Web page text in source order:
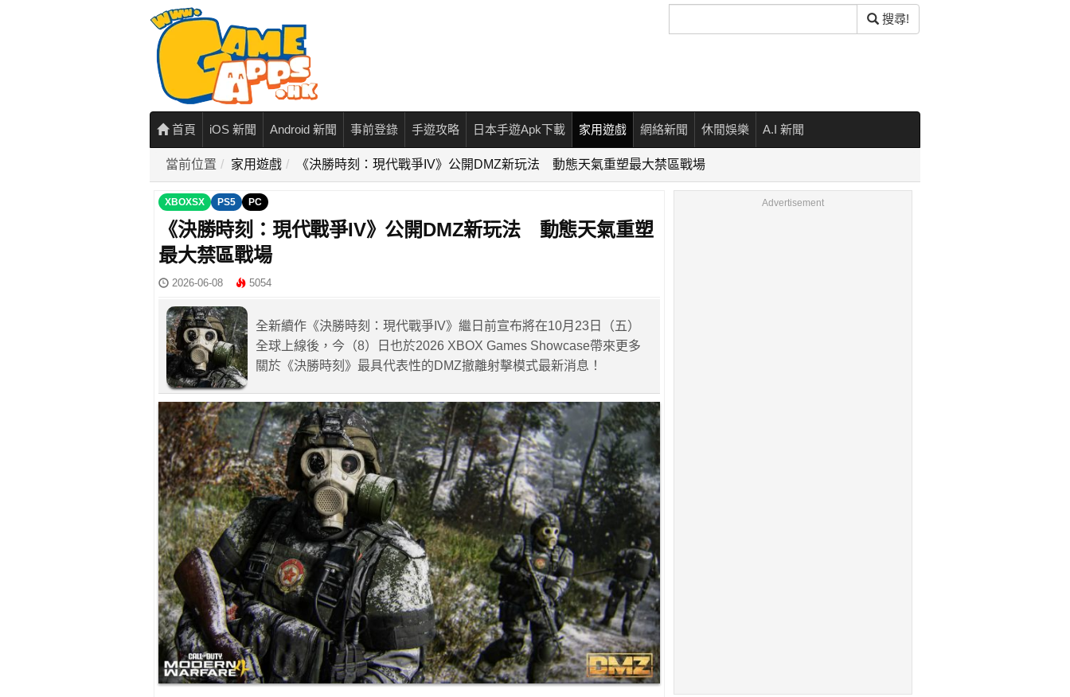
尋
搜尋!
首頁 iOS 新聞 Android 新聞 事前登錄 手遊攻略 日本手遊Apk下載 家用遊戲 網絡新聞 休閒娛樂 A.I 新聞
當前位置 家用遊戲 《決勝時刻：現代戰爭IV》公開DMZ新玩法 動態天氣重塑最大禁區戰場
XBOXSX PS5 PC
《決勝時刻：現代戰爭IV》公開DMZ新玩法 動態天氣重塑
最大禁區戰場
2026-06-08 5054
全新續作《決勝時刻：現代戰爭IV》繼日前宣布將在10月23日（五）
全球上線後，今（8）日也於2026 XBOX Games Showcase帶來更多
關於《決勝時刻》最具代表性的DMZ撤離射擊模式最新消息！
Advertisement